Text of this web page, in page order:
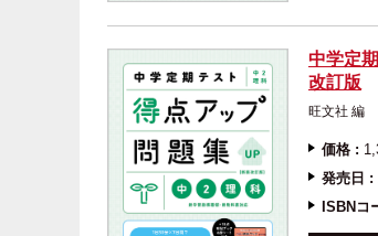
中学定
改訂版
旺文
価格 :
発売日 :
ISBNコ